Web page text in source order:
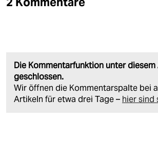
Die Kommentarfunktion unter
geschlossen.
Wir öffnen die Kommentarspalte bei
Artikeln für etwa drei Tage – hier sind